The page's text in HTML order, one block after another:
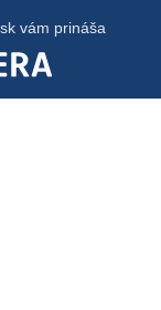
vám prináša